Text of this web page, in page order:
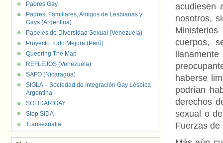
acudiesen
nosotros,
cuerpos,
haberse
podrían
derechos
sexual o
Fuerzas de
Padres Gay
Padres, Familiares, Amigos de Lesbianas y
Gays (Argentina)
Papeles de Diversidad Sexual (Venezuela)
Proyecto Todo Mejora (Perú)
Queering The Map
REFLEJOS (Venezuela)
SAFO (Nicaragua)
SIGLA – Sociedad de Integración Gay Lésbica
Argentina
SOLIDARIGAY
Stop SIDA
Transexualia